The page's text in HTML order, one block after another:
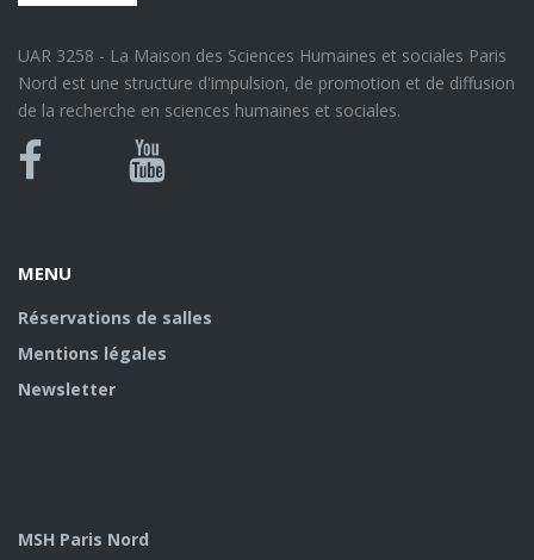
UAR 3258 - La Maison des Sciences Humaines et sociales Paris
Nord est une structure d'impulsion, de promotion et de diffusion
de la recherche en sciences humaines et sociales.
Bluesky
Canal
MENU
Réservations de salles
Mentions légales
Newsletter
MSH Paris Nord